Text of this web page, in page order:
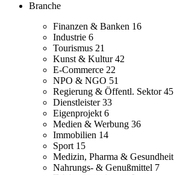
Branche
Finanzen & Banken 16
Industrie 6
Tourismus 21
Kunst & Kultur42
E-Commerce 22
NPO & NGO 51
Regierung & Öffentl. Sektor45
Dienstleister33
Eigenprojekt 6
Medien & Werbung 36
Immobilien 14
Sport 15
Medizin, Pharma & Gesundheit
Nahrungs- & Genußmittel 7